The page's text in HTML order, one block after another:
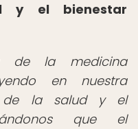
y el bienestar
de la medicina
en nuestra
de la salud y el
que el